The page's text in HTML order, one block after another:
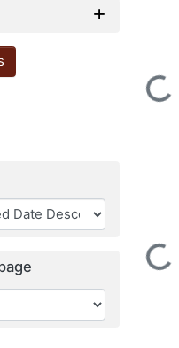
Loading...
Loading...